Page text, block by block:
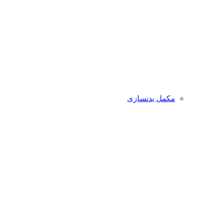
مکمل بدنسازی